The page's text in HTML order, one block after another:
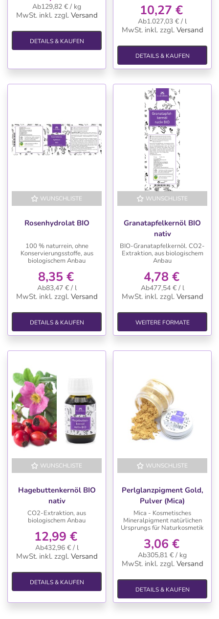
Ab129,82 € / kg
MwSt. inkl. zzgl. Versand
DETAILS & KAUFEN
10,27 €
Ab1.027,03 € / l
MwSt. inkl. zzgl. Versand
DETAILS & KAUFEN
WUNSCHLISTE
Rosenhydrolat BIO
100 % naturrein, ohne
Konservierungsstoffe, aus
biologischem Anbau
8,35 €
Ab83,47 € / l
MwSt. inkl. zzgl. Versand
DETAILS & KAUFEN
WUNSCHLISTE
Granatapfelkernöl BIO
nativ
BIO-Granatapfelkernöl. CO2-
Extraktion, aus biologischem
Anbau
4,78 €
Ab477,54 € / l
MwSt. inkl. zzgl. Versand
WEITERE FORMATE
WUNSCHLISTE
Hagebuttenkernöl BIO
nativ
CO2-Extraktion, aus
biologischem Anbau
12,99 €
Ab432,96 € / l
MwSt. inkl. zzgl. Versand
DETAILS & KAUFEN
WUNSCHLISTE
Perlglanzpigment Gold,
Pulver (Mica)
Mica - Kosmetisches
Mineralpigment natürlichen
Ursprungs für Naturkosmetik
3,06 €
Ab305,81 € / kg
MwSt. inkl. zzgl. Versand
DETAILS & KAUFEN